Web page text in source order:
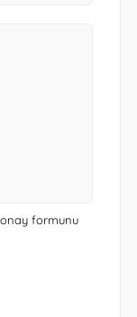
formunu